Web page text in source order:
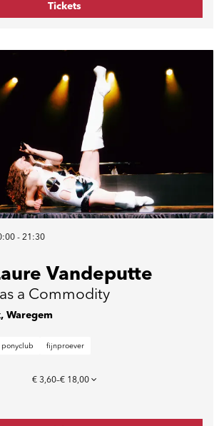
Tickets
Vandeputte
a Commodity
- 21:30
Waregem
ponyclub fijnproever
€ 3,60–€ 18,00